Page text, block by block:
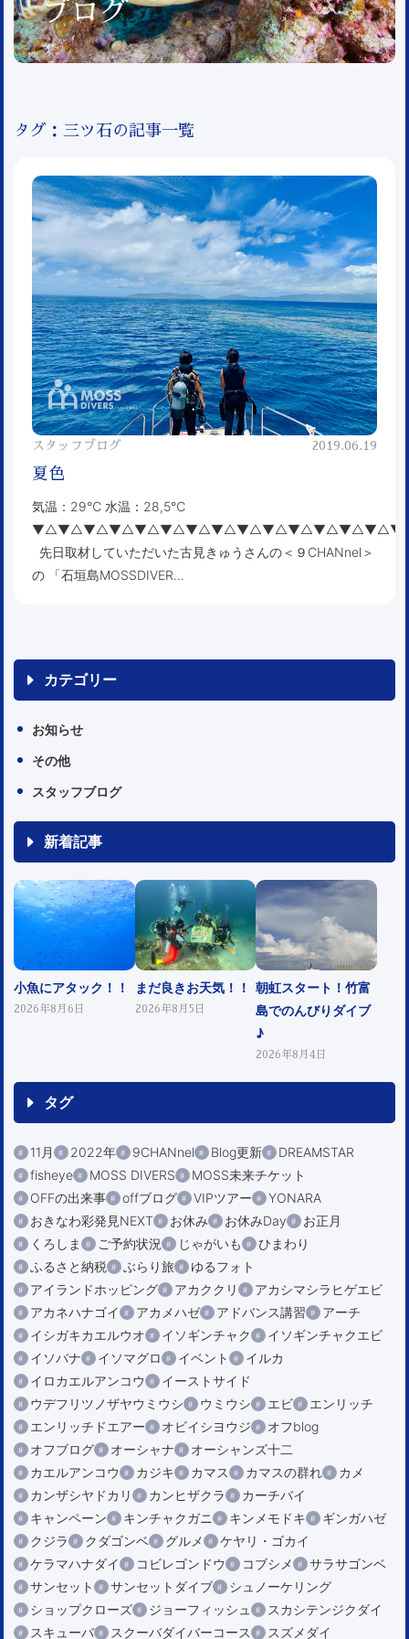
ブログ
タグ：三ツ石の記事一覧
スタッフブログ 2019.06.19
夏色
気温：29℃ 水温：28,5℃
先日取材していただいた古見きゅうさんの＜９CHANnel＞
の 「石垣島MOSSDIVER…
カテゴリー
お知らせ
その他
スタッフブログ
新着記事
小魚にアタック！！
2026年8月6日
まだ良きお天気！！
2026年8月5日
朝虹スタート！竹富
島でのんびりダイブ
♪
2026年8月4日
タグ
11月 2022年 9CHANnel Blog更新
DREAMSTAR
fisheye
MOSS DIVERS
MOSS未来チケット
OFFの出来事
offブログ VIPツアー
YONARA
おきなわ彩発見NEXT
お休み お休みDay
お正月
くろしま
ご予約状況 じゃがいも
ひまわり
ふるさと納税
ぶらり旅
ゆるフォト
アイランドホッピング
アカククリ
アカシマシラヒゲエビ
アカネハナゴイ
アカメハゼ アドバンス講習
アーチ
イシガキカエルウオ
イソギンチャク
イソギンチャクエビ
イソバナ
イソマグロ イベント
イルカ
イロカエルアンコウ
イーストサイド
ウデフリツノザヤウミウシ
ウミウシ エビ
エンリッチ
エンリッチドエアー
オビイシヨウジ
オフblog
オフブログ
オーシャナ
オーシャンズ十二
カエルアンコウ
カジキ カマス カマスの群れ
カメ
カンザシヤドカリ
カンヒザクラ
カーチバイ
キャンペーン
キンチャクガニ キンメモドキ
ギンガハゼ
クジラ
クダゴンベ グルメ
ケヤリ・ゴカイ
ケラマハナダイ
コビレゴンドウ コブシメ
サラサゴンベ
サンセット
サンセットダイブ
シュノーケリング
ショップクローズ
ジョーフィッシュ
スカシテンジクダイ
スキューバ
スクーバダイバーコース スズメダイ